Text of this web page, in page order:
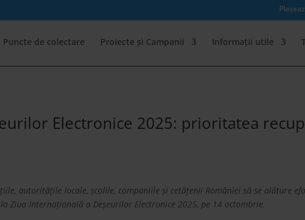
Puncte de colectare Proiecte și Campanii Informații utile
Electronice 2025: prioritatea
autoritățile locale, școlile, companiile și cetățenii României să se alăture
Ziua Internațională a Deșeurilor Electronice 2025, pe 14 octombrie.